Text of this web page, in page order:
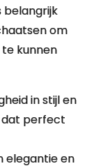
belangrijk
om
kunnen
in stijl en
dat perfect
elegantie en